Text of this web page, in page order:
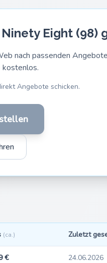
Eight (98)
nach passenden
Angebote schicken.
(ca.) Zuletzt
€ 24.06.2026